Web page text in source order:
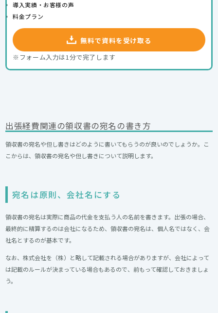
導入実績・お客様の声
料金プラン
無料で資料を受け取る
※フォーム入力は1分で完了します
出張経費関連の領収書の宛名の書き方
領収書の宛名や但し書きはどのように書いてもらうのが良いのでしょうか。こ
こからは、領収書の宛名や但し書きについて説明します。
宛名は原則、会社名にする
領収書の宛名は実際に商品の代金を支払う人の名前を書きます。出張の場合、
最終的に精算するのは会社になるため、領収書の宛名は、個人名ではなく、会
社名とするのが基本です。
なお、株式会社を（株）と略して記載される場合がありますが、会社によって
は記載のルールが決まっている場合もあるので、前もって確認しておきましょ
う。